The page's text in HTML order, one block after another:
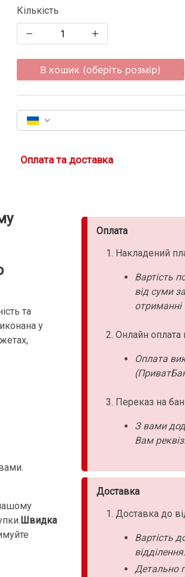
Кількість
В кошик (оберіть розмір)
Оплата та доставка
та
у
Швидка
Оплата
Накладений
Вартість
від суми
отриманні
Онлайн
Оплата
Переказ на
З вами
Вам
Доставка
Доставка до
Вартість
відділення.
Детально